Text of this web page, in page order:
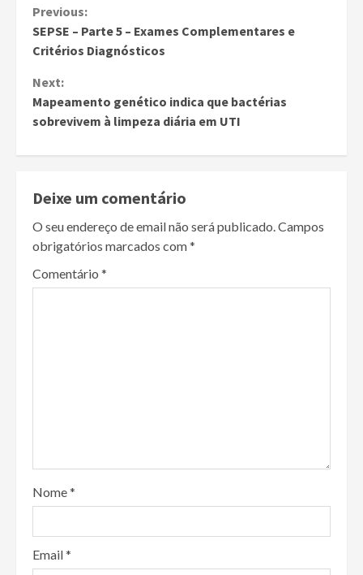
Continue
Reading
Previous:
SEPSE – Parte 5 – Exames Complementares e
Critérios Diagnósticos
Next:
Mapeamento genético indica que bactérias
sobrevivem à limpeza diária em UTI
Deixe um comentário
O seu endereço de email não será publicado.Campos
obrigatórios marcados com*
Comentário *
Nome*
Email*